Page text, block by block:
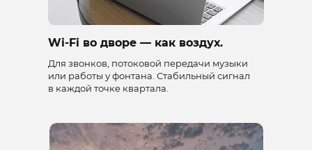
Wi-Fi во дворе — как воздух.
Для звонков, потоковой передачи музыки
или работы у фонтана. Стабильный сигнал
в каждой точке квартала.